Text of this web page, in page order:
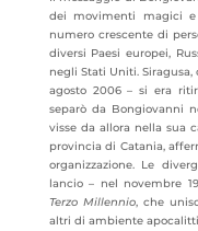
dei movimenti magici
numero crescente di
diversi Paesi europei,
negli Stati Uniti. Siragusa,
agosto 2006 – si era
separò da Bongiovanni
visse da allora nella sua
provincia di Catania,
organizzazione. Le
lancio – nel novembre
Terzo Millennio, che
altri di ambiente